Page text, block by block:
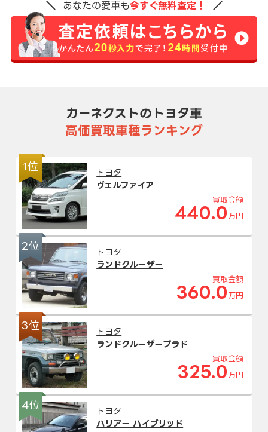
あなたの愛車も今すぐ無料査定！
カーネクストのトヨタ車
高価買取車種ランキング
1位
トヨタ
ヴェルファイア
買取金額
440.0 万円
2位
トヨタ
ランドクルーザー
買取金額
360.0 万円
3位
トヨタ
ランドクルーザープラド
買取金額
325.0 万円
4位
トヨタ
ハリアー ハイブリッド